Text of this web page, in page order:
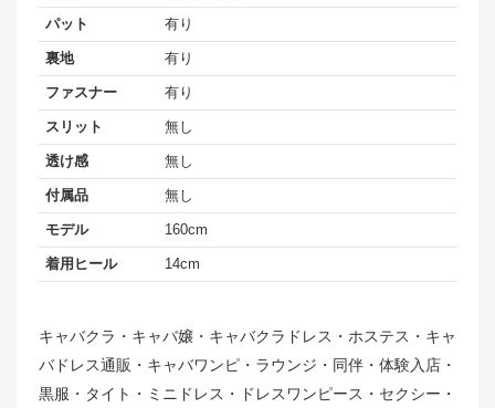
パット 有り
裏地 有り
ファスナー 有り
スリット 無し
透け感 無し
付属品 無し
モデル 160cm
着用ヒール 14cm
キャバクラ・キャバ嬢・キャバクラドレス・ホステス・キャ
バドレス通販・キャバワンピ・ラウンジ・同伴・体験入店・
黒服・タイト・ミニドレス・ドレスワンピース・セクシー・